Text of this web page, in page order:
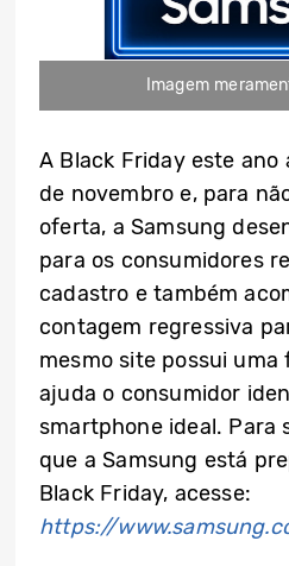
Imagem
A Black Friday este
de novembro e, para
oferta, a Samsung
para os consumidores
cadastro e também
contagem regressiva
mesmo site possui
ajuda o consumidor
smartphone ideal. Para
que a Samsung está
Black Friday, acesse:
https://